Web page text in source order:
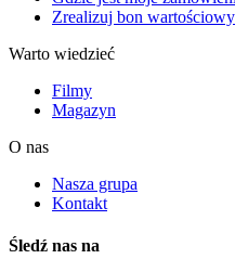
Zrealizuj bon wartościowy
Warto wiedzieć
Filmy
Magazyn
O nas
Nasza grupa
Kontakt
Śledź nas na